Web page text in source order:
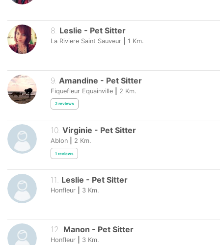
8. Leslie - Pet Sitter
La Riviere Saint Sauveur 1 Km.
9 Amandine - Pet Sitter
Fiquefleur Equainville 2 Km.
2 reviews
10. Virginie - Pet Sitter
Ablon 2 Km.
1 reviews
11 Leslie - Pet Sitter
Honfleur 3 Km.
12. Manon - Pet Sitter
Honfleur 3 Km.